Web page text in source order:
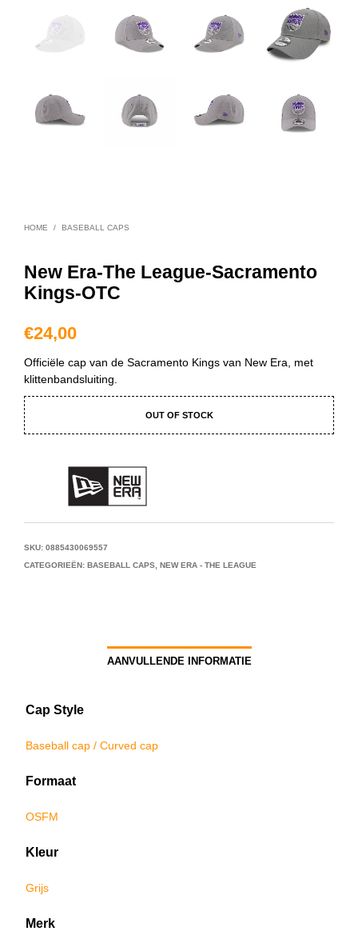
HOME / BASEBALL CAPS
New Era-The League-Sacramento
Kings-OTC
€24,00
Officiële cap van de Sacramento Kings van New Era, met
klittenbandsluiting.
OUT OF STOCK
SKU: 0885430069557
CATEGORIEËN: BASEBALL CAPS NEW ERA - THE LEAGUE
AANVULLENDE INFORMATIE
Cap Style
Baseball cap / Curved cap
Formaat
OSFM
Kleur
Grijs
Merk